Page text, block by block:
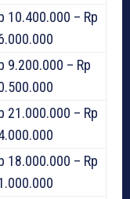
10.400.000 – Rp
9.200.000 – Rp
21.000.000 – Rp
18.000.000 – Rp